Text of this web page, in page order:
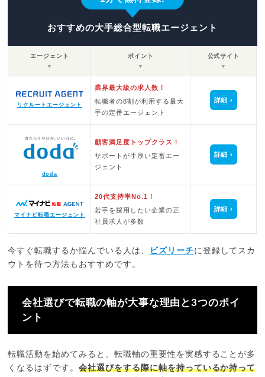
おすすめの大手総合型転職エージェント
エージェント
▼
ポイント
▼
公式サイト
▼
リクルートエージェント
業界最大級の求人数！
転職者の8割が利用する最大
手の定番エージェント
詳細
doda
顧客満足度トップクラス！
サポートが手厚い定番エー
ジェント
詳細
マイナビ転職エージェント
20代支持率No.1！
若手を採用したい企業の正
社員求人が多数
詳細
今すぐ転職するか悩んでいる人は、 ビズリーチに登録してスカ
ウトを待つ方法もおすすめです。
会社選びで転職の軸が大事な理由と3つのポイ
ント
転職活動を始めてみると、転職軸の重要性を実感することが多
くなるはずです。会社選びをする際に軸を持っているか持って